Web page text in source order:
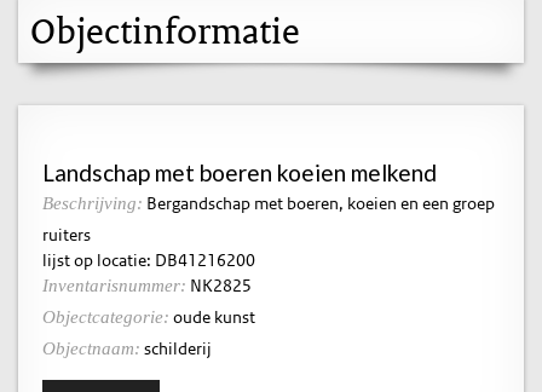
Objectinformatie
Landschap met boeren koeien melkend
Beschrijving: Bergandschap met boeren, koeien en een groep
ruiters
lijst op locatie: DB41216200
Inventarisnummer: NK2825
Objectcategorie: oude kunst
Objectnaam: schilderij